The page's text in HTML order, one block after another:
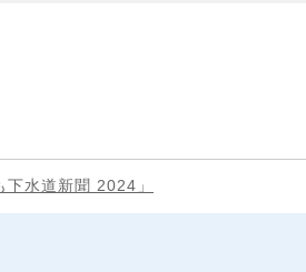
下水道新聞 2024」